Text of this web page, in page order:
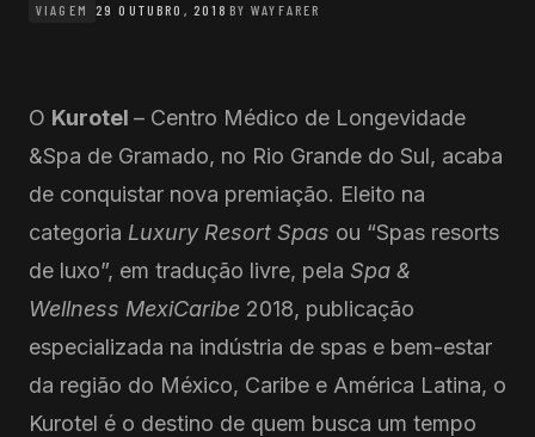
VIAGEM 29 OUTUBRO, 2018 BY WAYFARER
O Kurotel – Centro Médico de Longevidade
&Spa de Gramado, no Rio Grande do Sul, acaba
de conquistar nova premiação. Eleito na
categoria Luxury Resort Spas ou “Spas resorts
de luxo”, em tradução livre, pela Spa &
Wellness MexiCaribe 2018, publicação
especializada na indústria de spas e bem-estar
da região do México, Caribe e América Latina, o
Kurotel é o destino de quem busca um tempo